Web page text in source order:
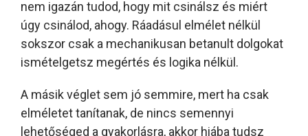
nem igazán tudod, hogy mit csinálsz és miért
úgy csinálod, ahogy. Ráadásul elmélet nélkül
sokszor csak a mechanikusan betanult dolgokat
ismételgetsz megértés és logika nélkül.
A másik véglet sem jó semmire, mert ha csak
elméletet tanítanak, de nincs semennyi
lehetőséged a gyakorlásra, akkor hiába tudsz